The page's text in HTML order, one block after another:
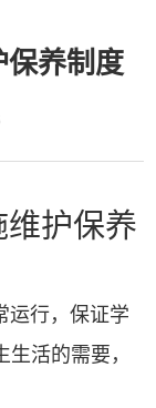
保养制度
护保养
行，保证学
活的需要，